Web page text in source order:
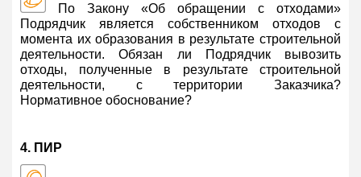
По Закону «Об обращении с отходами»
Подрядчик является собственником отходов с
момента их образования в результате строительной
деятельности. Обязан ли Подрядчик вывозить
отходы, полученные в результате строительной
деятельности, с территории Заказчика?
Нормативное обоснование?
4. ПИР